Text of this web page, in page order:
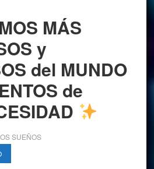
MÁS
y
del MUNDO
de
SUEÑOS